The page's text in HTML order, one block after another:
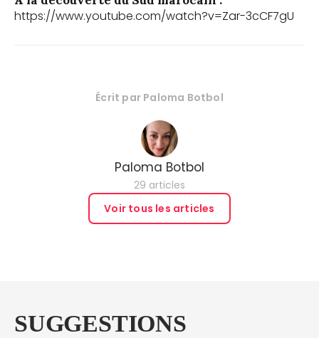
https://www.youtube.com/watch?v=Zar-3cCF7gU
Écrit par Paloma Botbol
Paloma Botbol
29 articles
Voir tous les articles
SUGGESTIONS